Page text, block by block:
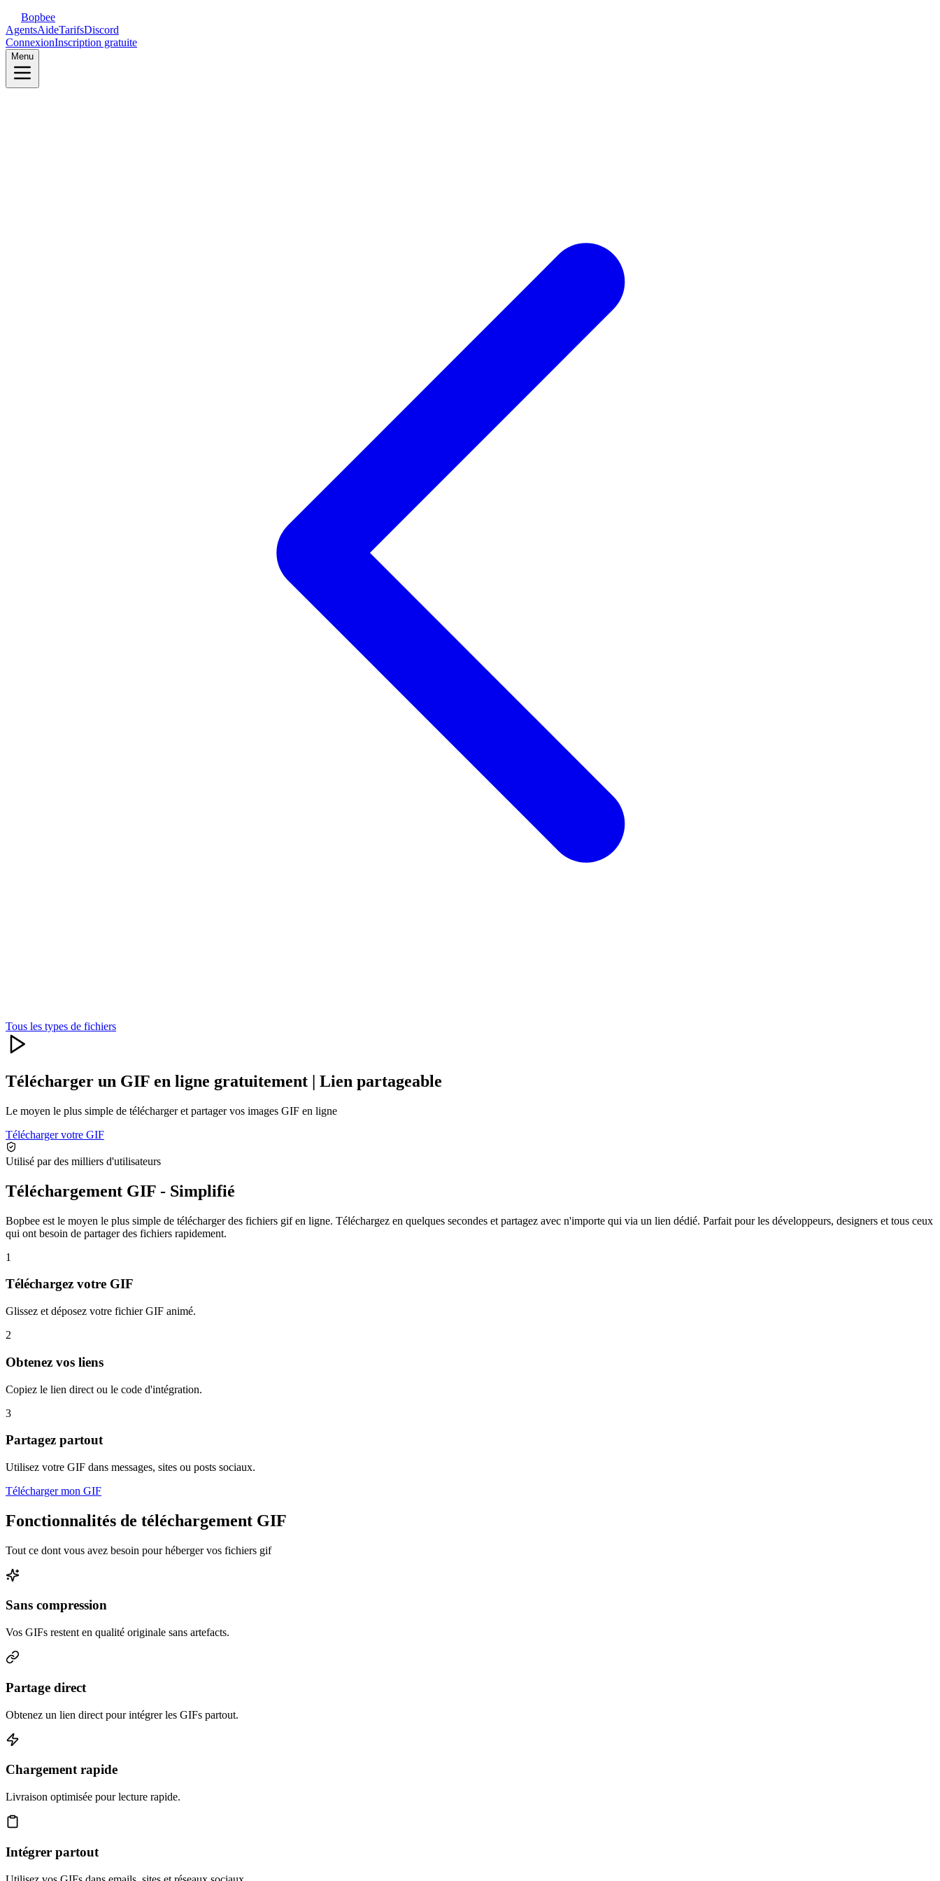
Bopbee
AgentsAideTarifsDiscord
ConnexionInscription gratuite
Menu
Tous les types de fichiers
Télécharger un GIF en ligne gratuitement | Lien partageable
Le moyen le plus simple de télécharger et partager vos images GIF en ligne
Télécharger votre GIF
Utilisé par des milliers d'utilisateurs
Téléchargement GIF - Simplifié
Bopbee est le moyen le plus simple de télécharger des fichiers gif en ligne. Téléchargez en quelques secondes et partagez avec n'importe qui via un lien dédié. Parfait pour les développeurs, designers et tous ceux
qui ont besoin de partager des fichiers rapidement.
1
Téléchargez votre GIF
Glissez et déposez votre fichier GIF animé.
2
Obtenez vos liens
Copiez le lien direct ou le code d'intégration.
3
Partagez partout
Utilisez votre GIF dans messages, sites ou posts sociaux.
Télécharger mon GIF
Fonctionnalités de téléchargement GIF
Tout ce dont vous avez besoin pour héberger vos fichiers gif
Sans compression
Vos GIFs restent en qualité originale sans artefacts.
Partage direct
Obtenez un lien direct pour intégrer les GIFs partout.
Chargement rapide
Livraison optimisée pour lecture rapide.
Intégrer partout